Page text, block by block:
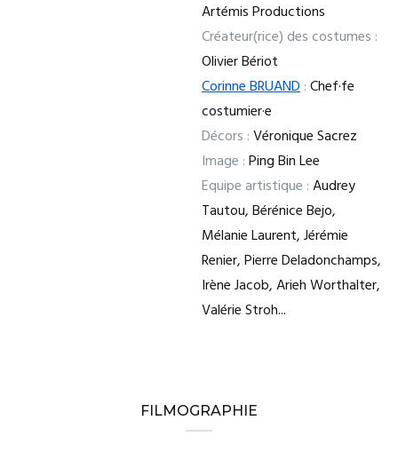
Artémis Productions
Créateur(rice) des costumes :
Olivier Bériot
Corinne BRUAND:Chef·fe
costumier·e
Décors :Véronique Sacrez
Image :Ping Bin Lee
Equipe artistique :Audrey
Tautou, Bérénice Bejo,
Mélanie Laurent, Jérémie
Renier, Pierre Deladonchamps,
Irène Jacob, Arieh Worthalter,
Valérie Stroh...
FILMOGRAPHIE